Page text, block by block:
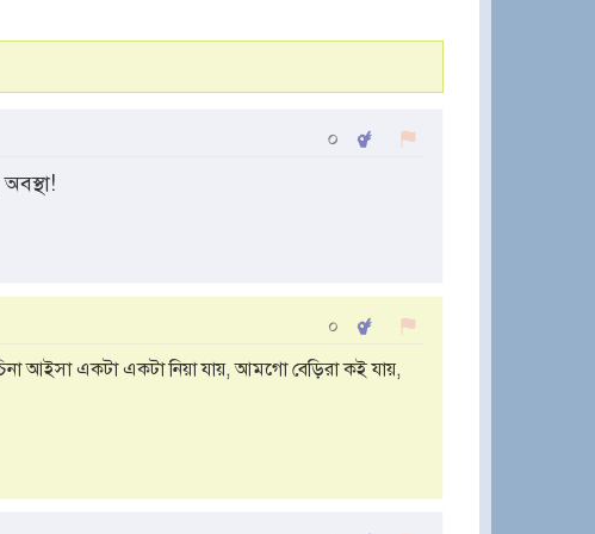
০
০
আইসা একটা একটা নিয়া যায়, আমগো বেড়িরা কই যায়,